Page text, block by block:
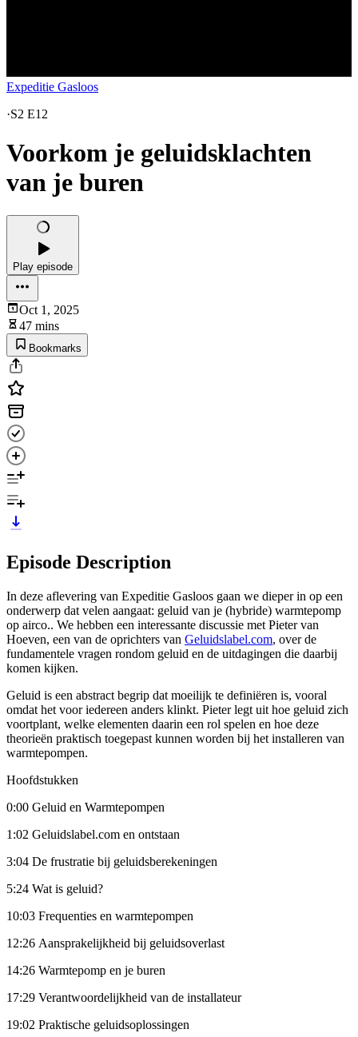
Expeditie Gasloos
·S2 E12
Voorkom je geluidsklachten
van je buren
Play episode
Oct 1, 2025
47 mins
Bookmarks
Episode Description
In deze aflevering van Expeditie Gasloos gaan we dieper in op een
onderwerp dat velen aangaat: geluid van je (hybride) warmtepomp
op airco.. We hebben een interessante discussie met Pieter van
Hoeven, een van de oprichters van Geluidslabel.com, over de
fundamentele vragen rondom geluid en de uitdagingen die daarbij
komen kijken.
Geluid is een abstract begrip dat moeilijk te definiëren is, vooral
omdat het voor iedereen anders klinkt. Pieter legt uit hoe geluid zich
voortplant, welke elementen daarin een rol spelen en hoe deze
theorieën praktisch toegepast kunnen worden bij het installeren van
warmtepompen.
Hoofdstukken
0:00 Geluid en Warmtepompen
1:02 Geluidslabel.com en ontstaan
3:04 De frustratie bij geluidsberekeningen
5:24 Wat is geluid?
10:03 Frequenties en warmtepompen
12:26 Aansprakelijkheid bij geluidsoverlast
14:26 Warmtepomp en je buren
17:29 Verantwoordelijkheid van de installateur
19:02 Praktische geluidsoplossingen